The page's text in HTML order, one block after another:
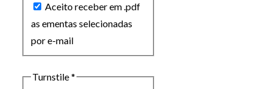
Aceito receber em .pdf
as ementas selecionadas
por e-mail
Turnstile*